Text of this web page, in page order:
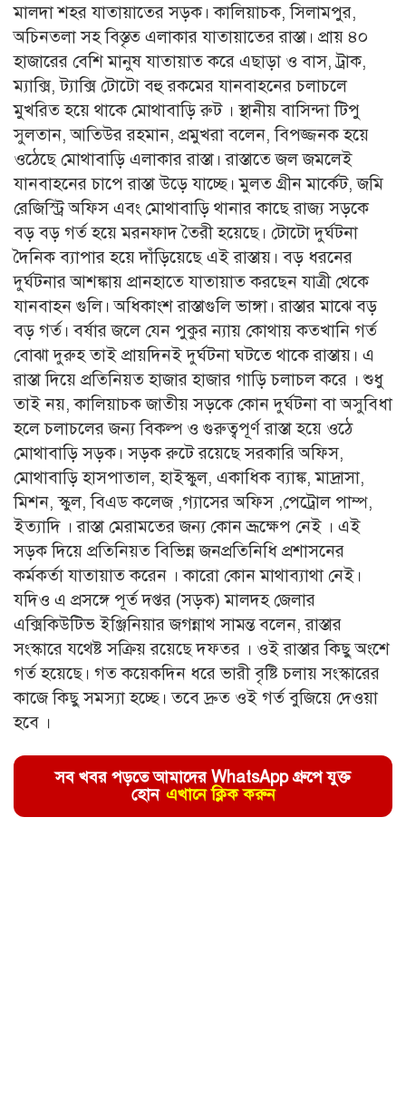
মালদা শহর যাতায়াতের সড়ক। কালিয়াচক, সিলামপুর,
অচিনতলা সহ বিস্তৃত এলাকার যাতায়াতের রাস্তা। প্রায় ৪০
হাজারের বেশি মানুষ যাতায়াত করে এছাড়া ও বাস, ট্রাক,
ম্যাক্সি, ট্যাক্সি টোটো বহু রকমের যানবাহনের চলাচলে
মুখরিত হয়ে থাকে মোথাবাড়ি রুট । স্থানীয় বাসিন্দা টিপু
সুলতান, আতিউর রহমান, প্রমুখরা বলেন, বিপজ্জনক হয়ে
ওঠেছে মোথাবাড়ি এলাকার রাস্তা। রাস্তাতে জল জমলেই
যানবাহনের চাপে রাস্তা উড়ে যাচ্ছে। মুলত গ্রীন মার্কেট, জমি
রেজিস্ট্রি অফিস এবং মোথাবাড়ি থানার কাছে রাজ্য সড়কে
বড় বড় গর্ত হয়ে মরনফাদ তৈরী হয়েছে। টোটো দুর্ঘটনা
দৈনিক ব্যাপার হয়ে দাঁড়িয়েছে এই রাস্তায়। বড় ধরনের
দুর্ঘটনার আশঙ্কায় প্রানহাতে যাতায়াত করছেন যাত্রী থেকে
যানবাহন গুলি। অধিকাংশ রাস্তাগুলি ভাঙ্গা। রাস্তার মাঝে বড়
বড় গর্ত। বর্ষার জলে যেন পুকুর ন্যায় কোথায় কতখানি গর্ত
বোঝা দুরুহ তাই প্রায়দিনই দুর্ঘটনা ঘটতে থাকে রাস্তায়। এ
রাস্তা দিয়ে প্রতিনিয়ত হাজার হাজার গাড়ি চলাচল করে । শুধু
তাই নয়, কালিয়াচক জাতীয় সড়কে কোন দুর্ঘটনা বা অসুবিধা
হলে চলাচলের জন্য বিকল্প ও গুরুত্বপূর্ণ রাস্তা হয়ে ওঠে
মোথাবাড়ি সড়ক। সড়ক রুটে রয়েছে সরকারি অফিস,
মোথাবাড়ি হাসপাতাল, হাইস্কুল, একাধিক ব্যাঙ্ক, মাদ্রাসা,
মিশন, স্কুল, বিএড কলেজ ,গ্যাসের অফিস ,পেট্রোল পাম্প,
ইত্যাদি । রাস্তা মেরামতের জন্য কোন ভ্রূক্ষেপ নেই । এই
সড়ক দিয়ে প্রতিনিয়ত বিভিন্ন জনপ্রতিনিধি প্রশাসনের
কর্মকর্তা যাতায়াত করেন । কারো কোন মাথাব্যাথা নেই।
যদিও এ প্রসঙ্গে পূর্ত দপ্তর (সড়ক) মালদহ জেলার
এক্সিকিউটিভ ইঞ্জিনিয়ার জগন্নাথ সামন্ত বলেন, রাস্তার
সংস্কারে যথেষ্ট সক্রিয় রয়েছে দফতর । ওই রাস্তার কিছু অংশে
গর্ত হয়েছে। গত কয়েকদিন ধরে ভারী বৃষ্টি চলায় সংস্কারের
কাজে কিছু সমস্যা হচ্ছে। তবে দ্রুত ওই গর্ত বুজিয়ে দেওয়া
হবে ।
সব খবর পড়তে আমাদের WhatsApp গ্রুপে যুক্ত
হোন এখানে ক্লিক করুন